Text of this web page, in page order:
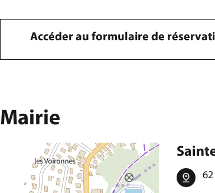
Accéder au formulaire de
Mairie